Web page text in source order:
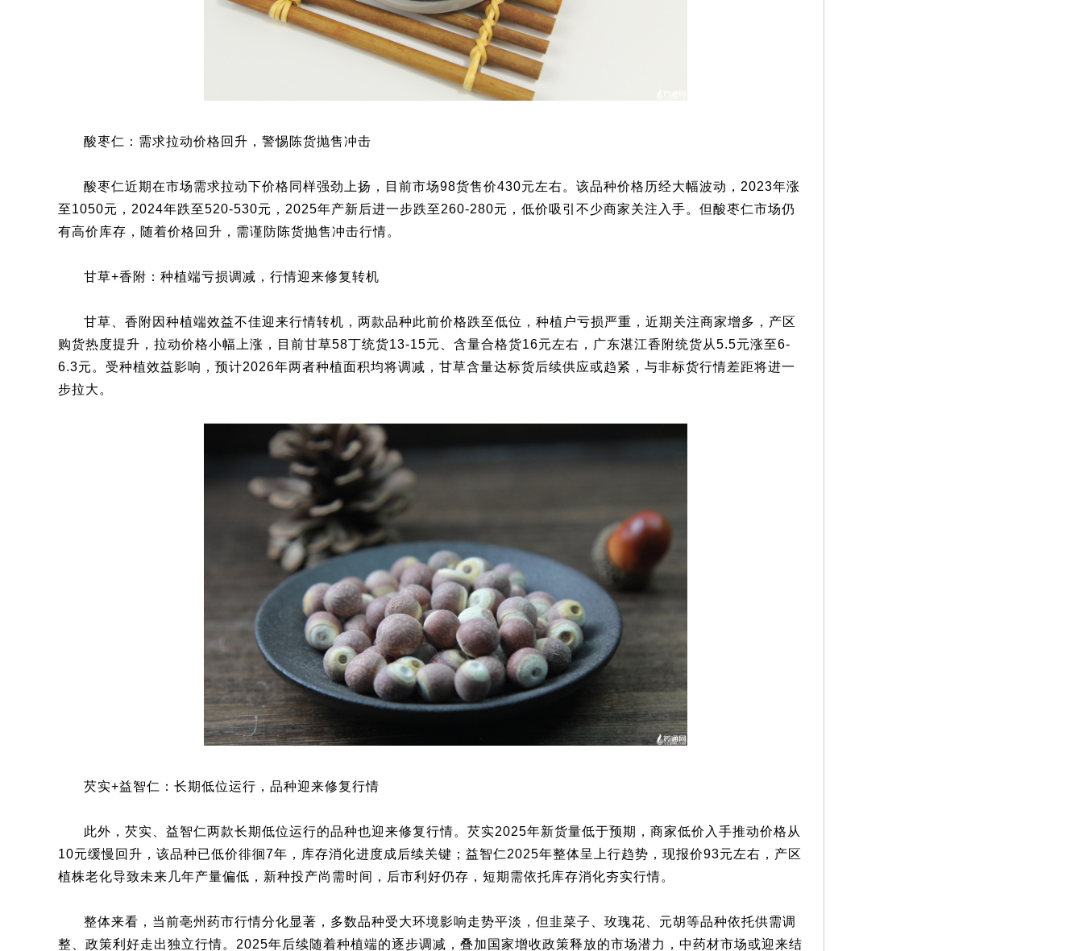
酸枣仁：需求拉动价格回升，警惕陈货抛售冲击
酸枣仁近期在市场需求拉动下价格同样强劲上扬，目前市场98货售价430元左右。该品种价格历经大幅波动，2023年涨
至1050元，2024年跌至520-530元，2025年产新后进一步跌至260-280元，低价吸引不少商家关注入手。但酸枣仁市场仍
有高价库存，随着价格回升，需谨防陈货抛售冲击行情。
甘草+香附：种植端亏损调减，行情迎来修复转机
甘草、香附因种植端效益不佳迎来行情转机，两款品种此前价格跌至低位，种植户亏损严重，近期关注商家增多，产区
购货热度提升，拉动价格小幅上涨，目前甘草58丁统货13-15元、含量合格货16元左右，广东湛江香附统货从5.5元涨至6-
6.3元。受种植效益影响，预计2026年两者种植面积均将调减，甘草含量达标货后续供应或趋紧，与非标货行情差距将进一
步拉大。
芡实+益智仁：长期低位运行，品种迎来修复行情
此外，芡实、益智仁两款长期低位运行的品种也迎来修复行情。芡实2025年新货量低于预期，商家低价入手推动价格从
10元缓慢回升，该品种已低价徘徊7年，库存消化进度成后续关键；益智仁2025年整体呈上行趋势，现报价93元左右，产区
植株老化导致未来几年产量偏低，新种投产尚需时间，后市利好仍存，短期需依托库存消化夯实行情。
整体来看，当前亳州药市行情分化显著，多数品种受大环境影响走势平淡，但韭菜子、玫瑰花、元胡等品种依托供需调
整、政策利好走出独立行情。2025年后续随着种植端的逐步调减，叠加国家增收政策释放的市场潜力，中药材市场或迎来结